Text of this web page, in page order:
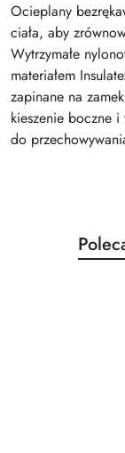
Ocieplany
ciała, aby
Wytrzymałe
materiałem
zapinane na
kieszenie boczne
do
Pomiń
o